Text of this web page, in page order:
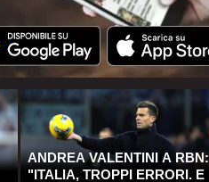
ANDREA VALENTINI A RBN:
"ITALIA, TROPPI ERRORI. E